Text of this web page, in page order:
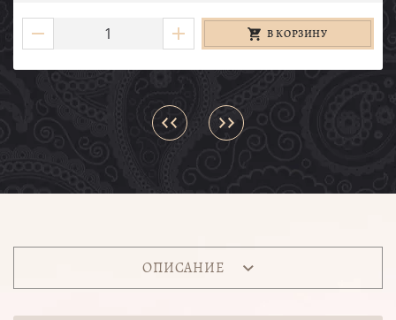
В КОРЗИНУ
ОПИСАНИЕ